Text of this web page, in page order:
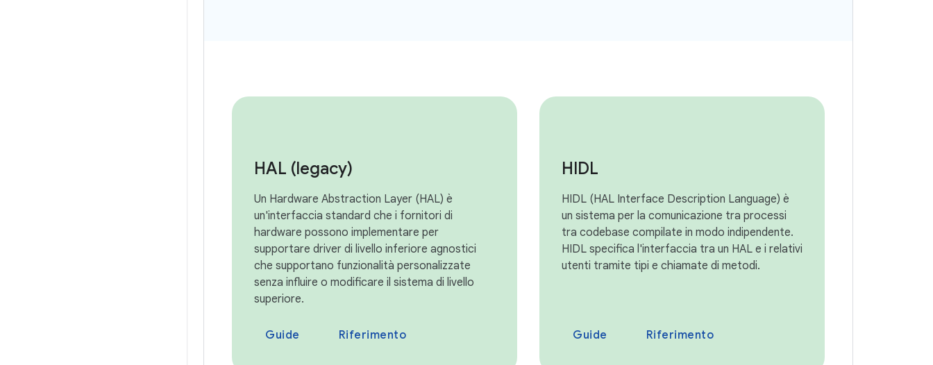
HAL (legacy)
Un Hardware Abstraction Layer (HAL) è
un'interfaccia standard che i fornitori di
hardware possono implementare per
supportare driver di livello inferiore agnostici
che supportano funzionalità personalizzate
senza influire o modificare il sistema di livello
superiore.
Guide Riferimento
HIDL
HIDL (HAL Interface Description Language) è
un sistema per la comunicazione tra processi
tra codebase compilate in modo indipendente.
HIDL specifica l'interfaccia tra un HAL e i relativi
utenti tramite tipi e chiamate di metodi.
Guide Riferimento